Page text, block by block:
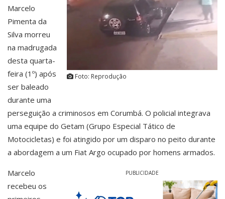
Foto: Reprodução
Marcelo
Pimenta da
Silva morreu
na madrugada
desta quarta-
feira (1º) após
ser baleado
durante uma
perseguição a criminosos em Corumbá. O policial integrava
uma equipe do Getam (Grupo Especial Tático de
Motocicletas) e foi atingido por um disparo no peito durante
a abordagem a um Fiat Argo ocupado por homens armados.
PUBLICIDADE
Marcelo
recebeu os